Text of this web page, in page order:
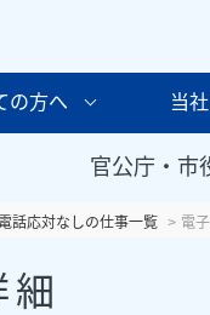
の方へ 当
官公庁・市
電話応対なしの仕事一覧 電